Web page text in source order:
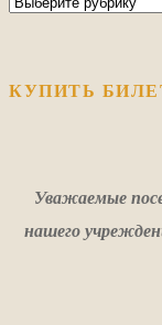
КУПИТЬ
Уважаемые
нашего